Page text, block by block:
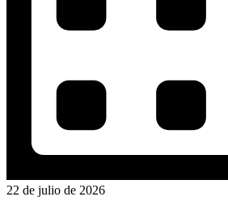
22 de julio de 2026